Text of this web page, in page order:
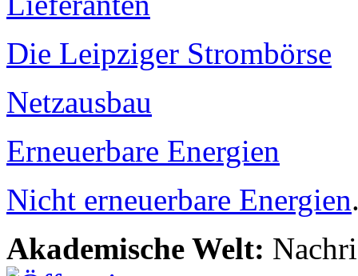
Die Leipziger Strombörse
Netzausbau
Erneuerbare Energien
Nicht erneuerbare Energien
Akademische Welt: